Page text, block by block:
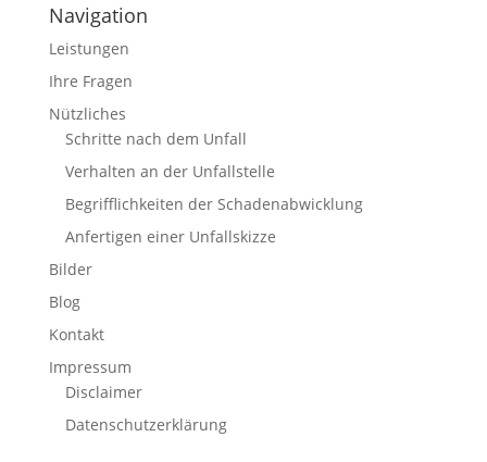
Navigation
Leistungen
Ihre Fragen
Nützliches
Schritte nach dem Unfall
Verhalten an der Unfallstelle
Begrifflichkeiten der Schadenabwicklung
Anfertigen einer Unfallskizze
Bilder
Blog
Kontakt
Impressum
Disclaimer
Datenschutzerklärung